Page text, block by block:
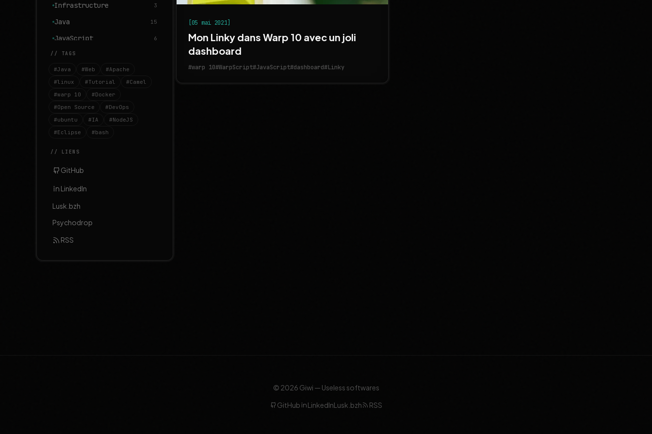
Infrastructure 3
Java 15
JavaScript 6
Linux
MongoDB
OSGI
OpenSource
Réalisations
Ubuntu
Warp 10
Web
// TAGS
#Java #Web
#Apache
#linux
#Tutorial
#Camel
#warp 10
#Docker
#Open Source
#DevOps
#ubuntu
#IA
#NodeJS
#Eclipse
#bash
// LIENS
GitHub
LinkedIn
Lusk.bzh
Psychodrop
RSS
[05 mai 2021]
Mon Linky dans Warp 10 avec un joli
dashboard
#warp 10#WarpScript#JavaScript#dashboard#Linky
© 2026 Giwi — Useless softwares
GitHub
LinkedInLusk.bzh RSS